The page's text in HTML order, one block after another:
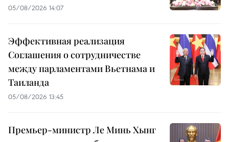
05/08/2026 14:07
Эффективная реализация
Соглашения о сотрудничестве
между парламентами Вьетнама и
Таиланда
05/08/2026 13:45
Премьер-министр Ле Минь Хынг